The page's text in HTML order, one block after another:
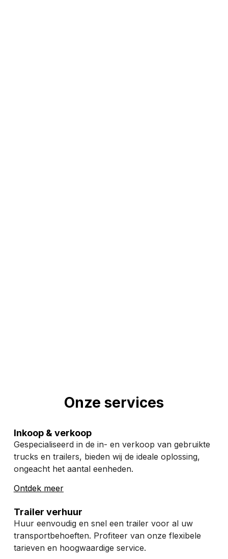
Onze services
Inkoop & verkoop
Gespecialiseerd in de in- en verkoop van gebruikte
trucks en trailers, bieden wij de ideale oplossing,
ongeacht het aantal eenheden.
Ontdek meer
Trailer verhuur
Huur eenvoudig en snel een trailer voor al uw
transportbehoeften. Profiteer van onze flexibele
tarieven en hoogwaardige service.